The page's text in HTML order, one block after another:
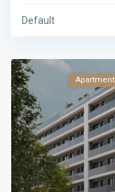
Default
Apartment